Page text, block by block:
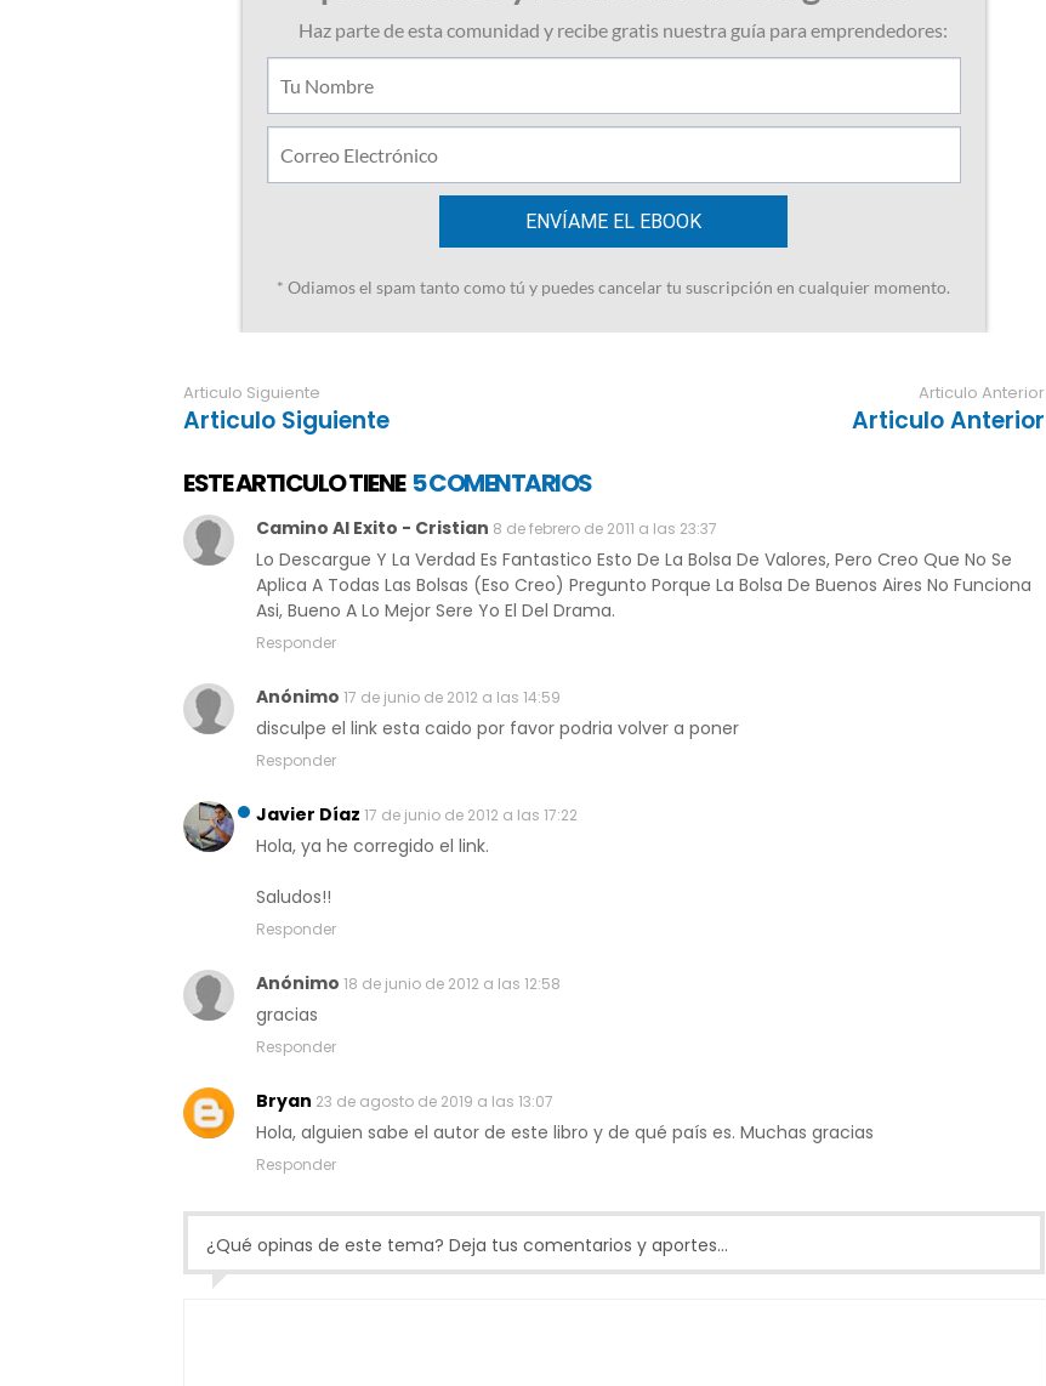
Articulo Siguiente
Articulo Siguiente
Articulo Anterior
Articulo Anterior
ESTE ARTICULO TIENE 5 COMENTARIOS
Camino Al Exito - Cristian 8 de febrero de 2011 a las 23:37
Lo Descargue Y La Verdad Es Fantastico Esto De La Bolsa De Valores, Pero Creo Que No Se
Aplica A Todas Las Bolsas (Eso Creo) Pregunto Porque La Bolsa De Buenos Aires No Funciona
Asi, Bueno A Lo Mejor Sere Yo El Del Drama.
Responder
Anónimo 17 de junio de 2012 a las 14:59
disculpe el link esta caido por favor podria volver a poner
Responder
Javier Díaz 17 de junio de 2012 a las 17:22
Hola, ya he corregido el link.
Saludos!!
Responder
Anónimo 18 de junio de 2012 a las 12:58
gracias
Responder
Bryan 23 de agosto de 2019 a las 13:07
Hola, alguien sabe el autor de este libro y de qué país es. Muchas gracias
Responder
¿Qué opinas de este tema? Deja tus comentarios y aportes...